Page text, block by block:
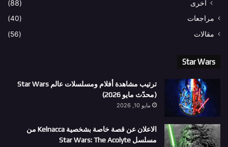
أخرى
(88)
مراجعات
(40)
مقالات
(56)
Star Wars
ترتيب مشاهدة أفلام ومسلسلات عالم Star Wars
(محدّث مايو 2026)
مايو 10, 2026
الاعلان عن قصة خاصة بشخصية Kelnacca من
مسلسل Star Wars: The Acolyte